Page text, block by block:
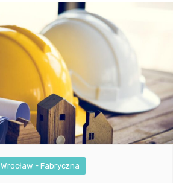
Wrocław - Fabryczna